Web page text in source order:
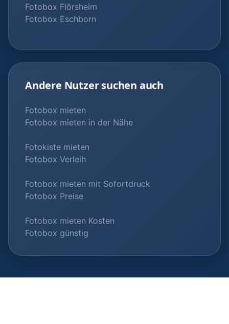
Fotobox Flörsheim
Fotobox Eschborn
Andere Nutzer suchen auch
Fotobox mieten
Fotobox mieten in der Nähe
Fotokiste mieten
Fotobox Verleih
Fotobox mieten mit Sofortdruck
Fotobox Preise
Fotobox mieten Kosten
Fotobox günstig